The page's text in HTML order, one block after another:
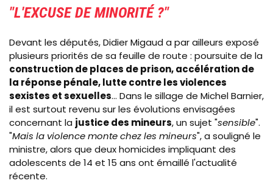
"L'EXCUSE DE MINORITÉ ?"
Devant les députés, Didier Migaud a par ailleurs exposé
plusieurs priorités de sa feuille de route : poursuite de la
construction de places de prison, accélération de
la réponse pénale, lutte contre les violences
sexistes et sexuelles... Dans le sillage de Michel Barnier,
il est surtout revenu sur les évolutions envisagées
concernant la justice des mineurs, un sujet "sensible".
"Mais la violence monte chez les mineurs", a souligné le
ministre, alors que deux homicides impliquant des
adolescents de 14 et 15 ans ont émaillé l'actualité
récente.